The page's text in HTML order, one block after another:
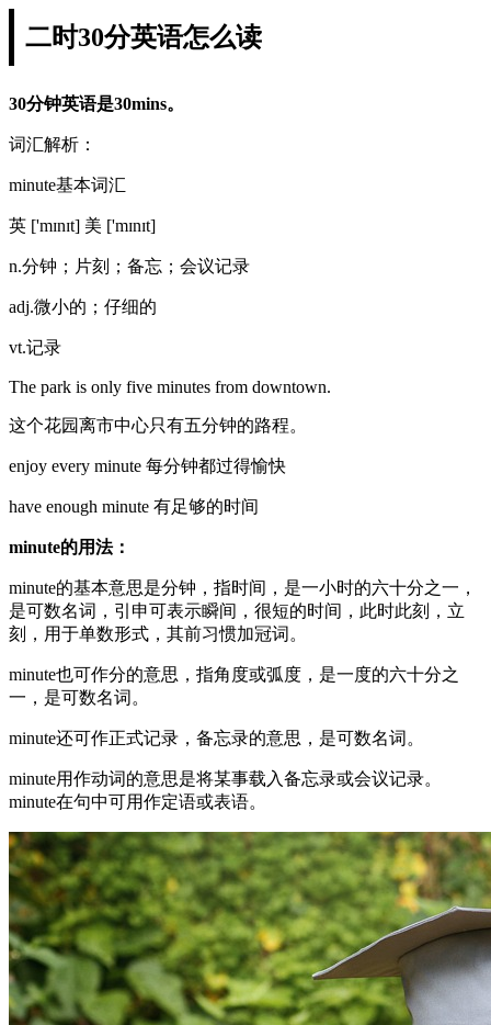
二时30分英语怎么读
30分钟英语是30mins。
词汇解析：
minute基本词汇
英 ['mɪnɪt] 美 ['mɪnɪt]
n.分钟；片刻；备忘；会议记录
adj.微小的；仔细的
vt.记录
The park is only five minutes from downtown.
这个花园离市中心只有五分钟的路程。
enjoy every minute 每分钟都过得愉快
have enough minute 有足够的时间
minute的用法：
minute的基本意思是分钟，指时间，是一小时的六十分之一，
是可数名词，引申可表示瞬间，很短的时间，此时此刻，立
刻，用于单数形式，其前习惯加冠词。
minute也可作分的意思，指角度或弧度，是一度的六十分之
一，是可数名词。
minute还可作正式记录，备忘录的意思，是可数名词。
minute用作动词的意思是将某事载入备忘录或会议记录。
minute在句中可用作定语或表语。